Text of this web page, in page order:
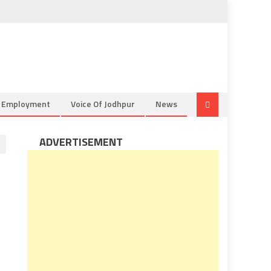
Voice Of Jodhpur News
ADVERTISEMENT